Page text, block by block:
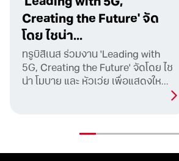
Creating the Future' จัด
โดย ไชน่า...
ทรูบิสิเนส ร่วมงาน 'Leading with
5G, Creating the Future' จัดโดย ไช
น่า โมบาย และ หัวเว่ย เพื่อแสดงให...